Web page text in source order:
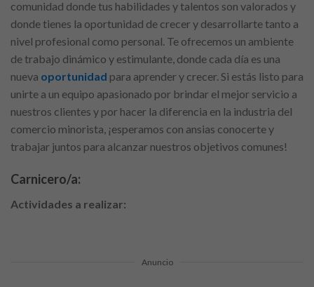
comunidad donde tus habilidades y talentos son valorados y
donde tienes la oportunidad de crecer y desarrollarte tanto a
nivel profesional como personal. Te ofrecemos un ambiente
de trabajo dinámico y estimulante, donde cada día es una
nueva oportunidad para aprender y crecer. Si estás listo para
unirte a un equipo apasionado por brindar el mejor servicio a
nuestros clientes y por hacer la diferencia en la industria del
comercio minorista, ¡esperamos con ansias conocerte y
trabajar juntos para alcanzar nuestros objetivos comunes!
Carnicero/a:
Actividades a realizar:
Anuncio